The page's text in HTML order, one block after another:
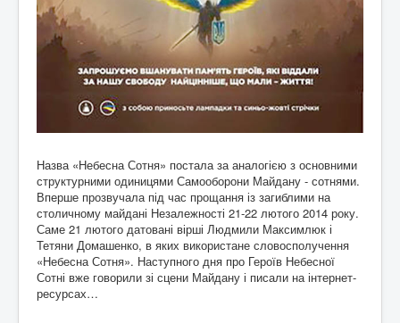
Назва «Небесна Сотня» постала за аналогією з основними
структурними одиницями Самооборони Майдану - сотнями.
Вперше прозвучала під час прощання із загиблими на
столичному майдані Незалежності 21-22 лютого 2014 року.
Саме 21 лютого датовані вірші Людмили Максимлюк і
Тетяни Домашенко, в яких використане словосполучення
«Небесна Сотня». Наступного дня про Героїв Небесної
Сотні вже говорили зі сцени Майдану і писали на інтернет-
ресурсах…